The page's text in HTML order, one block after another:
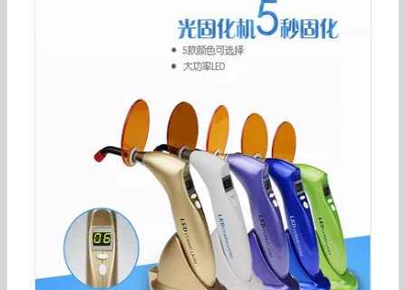
牙科光固化机_牙科光固化机口腔光固化灯光敏机
led光固化机两用厂家直销